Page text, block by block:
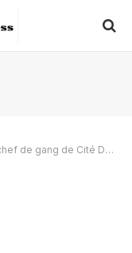
Cité Doudoune, tué par la police